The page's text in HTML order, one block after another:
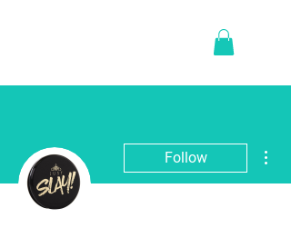
Follow